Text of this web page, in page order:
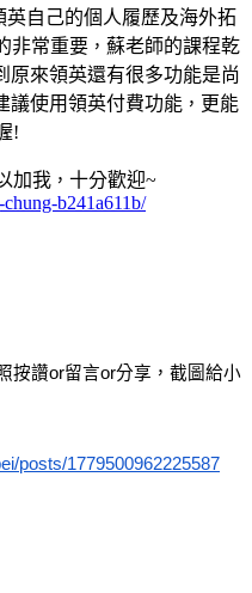
自己的個人履歷及海外拓
非常重要 ， 蘇老師的課程乾
原來領英還有很多功能是尚
議使用領英付費功能 ， 更能
!
加我 ， 十分歡迎~
b241a611b/
按讚or留言or分享，截圖給小
posts/1779500962225587